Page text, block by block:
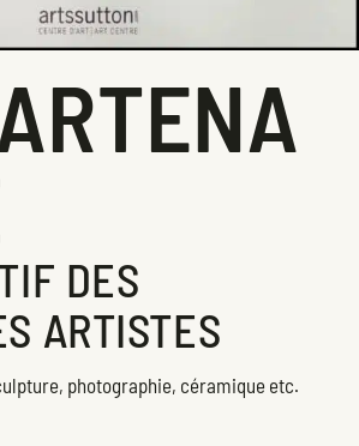
DES
ARTISTES
photographie, céramique etc.